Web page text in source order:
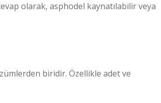
olarak, asphodel kaynatılabilir veya
biridir. Özellikle adet ve